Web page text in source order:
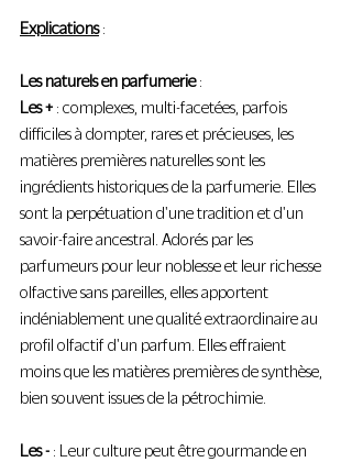
Explications :
Les naturels en parfumerie :
Les + : complexes, multi-facetées, parfois
difficiles à dompter, rares et précieuses, les
matières premières naturelles sont les
ingrédients historiques de la parfumerie. Elles
sont la perpétuation d'une tradition et d'un
savoir-faire ancestral. Adorés par les
parfumeurs pour leur noblesse et leur richesse
olfactive sans pareilles, elles apportent
indéniablement une qualité extraordinaire au
profil olfactif d'un parfum. Elles effraient
moins que les matières premières de synthèse,
bien souvent issues de la pétrochimie.
Les - : Leur culture peut être gourmande en